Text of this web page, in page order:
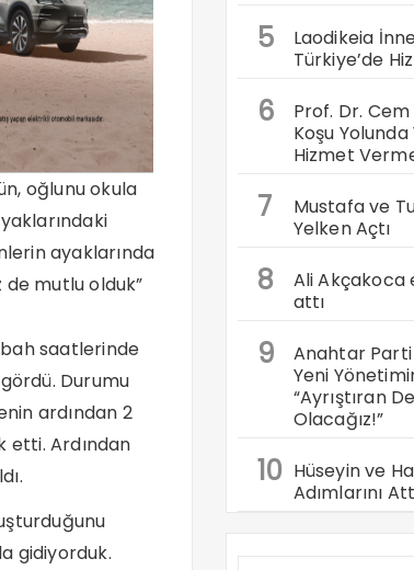
oğlunu okula
ayaklarında
mutlu olduk”
saatlerinde
Durumu
ardından 2
etti. Ardından
gidiyorduk.
5
Laodikeia
Türkiye’de
6
Prof. Dr. Cem
Koşu
Hizmet
7
Mustafa ve
Yelken Açtı
8
Ali Akçakoca
attı
9
Anahtar Parti
Yeni
“Ayrıştıran
Olacağız!”
10 Hüseyin ve
Adımlarını